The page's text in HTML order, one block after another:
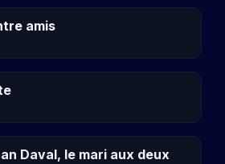
amis
Daval, le mari aux deux